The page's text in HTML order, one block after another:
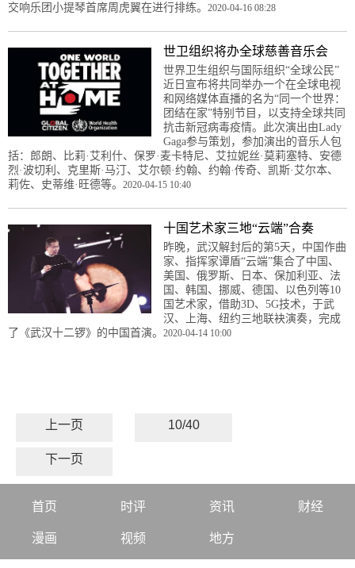
交响乐团小提琴首席周虎翼在进行排练。 2020-04-16 08:28
世卫组织将办全球慈善音乐会
世界卫生组织与国际组织“全球公民”
近日宣布将共同举办一个在全球电视
和网络媒体直播的名为“同一个世界：
团结在家”特别节目，以支持全球共同
抗击新冠病毒疫情。此次演出由Lady
Gaga参与策划，参加演出的音乐人包
括：郎朗、比莉·艾利什、保罗·麦卡特尼、艾拉妮丝·莫莉塞特、安德
烈·波切利、克里斯·马汀、艾尔顿·约翰、约翰·传奇、凯斯·艾尔本、
莉佐、史蒂维·旺德等。 2020-04-15 10:40
十国艺术家三地“云端”合奏
昨晚，武汉解封后的第5天，中国作曲
家、指挥家谭盾“云端”集合了中国、
美国、俄罗斯、日本、保加利亚、法
国、韩国、挪威、德国、以色列等10
国艺术家，借助3D、5G技术，于武
汉、上海、纽约三地联袂演奏，完成
了《武汉十二锣》的中国首演。 2020-04-14 10:00
上一页 10/40
下一页
首页 时评 资讯 财经
漫画 视频 地方